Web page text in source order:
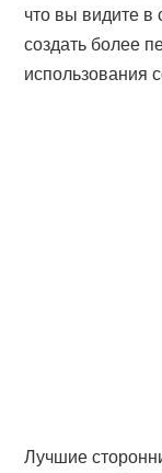
что вы видите в
создать более
использования
Лучшие